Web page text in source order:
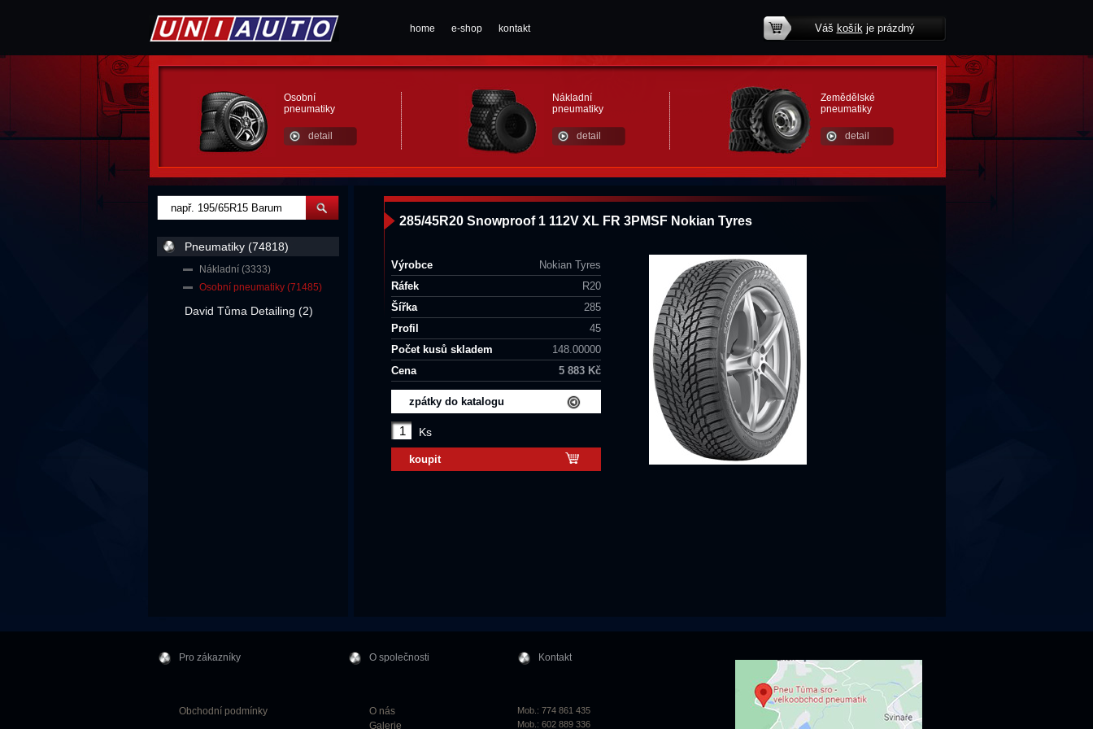
home e-shop kontakt Váš košíkje prázdný
Osobní
pneumatiky
detail
Nákladní
pneumatiky
detail
Zemědělské
pneumatiky
detail
285/45R20 Snowproof 1 112V XL FR 3PMSF Nokian Tyres
Výrobce
Nokian Tyres
Ráfek
R20
Šířka
285
Profil
45
Počet kusů skladem
148.00000
Cena
5 883 Kč
zpátky do katalogu
Ks
koupit
Pneumatiky (74818)
Nákladní (3333)
Osobní pneumatiky (71485)
David Tůma Detailing (2)
Pro zákazníky
Obchodní podmínky
O společnosti
O nás
Galerie
Kontakt
Mob.: 774 861 435
Mob.: 602 889 336